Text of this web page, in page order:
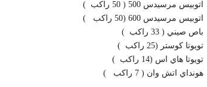
اتوبيس مرسيدس 500 ( 50 راكب )
اتوبيس مرسيدس 600 (50 راكب )
باص صيني ( 33 راكب )
تويوتا كوستر (25 راكب )
تويوتا هاي اس (14 راكب )
هونداي اتش وان ( 7 راكب )